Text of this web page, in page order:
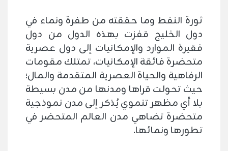
ثورة النفط وما حققته من طفرة ونماء في
دول الخليج قفزت بهذه الدول من دول
فقيرة الموارد والإمكانيات إلى دول عصرية
متحضرة فائقة الإمكانيات، تمتلك مقومات
الرفاهية والحياة العصرية المتقدمة والمال؛
حيث تحولت قراها ومدنها من مدن بسيطة
بلا أي مظهر تنموي يُذكر إلى مدن نموذجية
متحضرة تضاهي مدن العالم المتحضر في
تطورها ونمائها.